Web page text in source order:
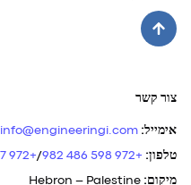
צור קשר
אימייל:
info@engineeringi.com
טלפון:
+972 598 486 982
/
+972 597 450 543
מיקום: